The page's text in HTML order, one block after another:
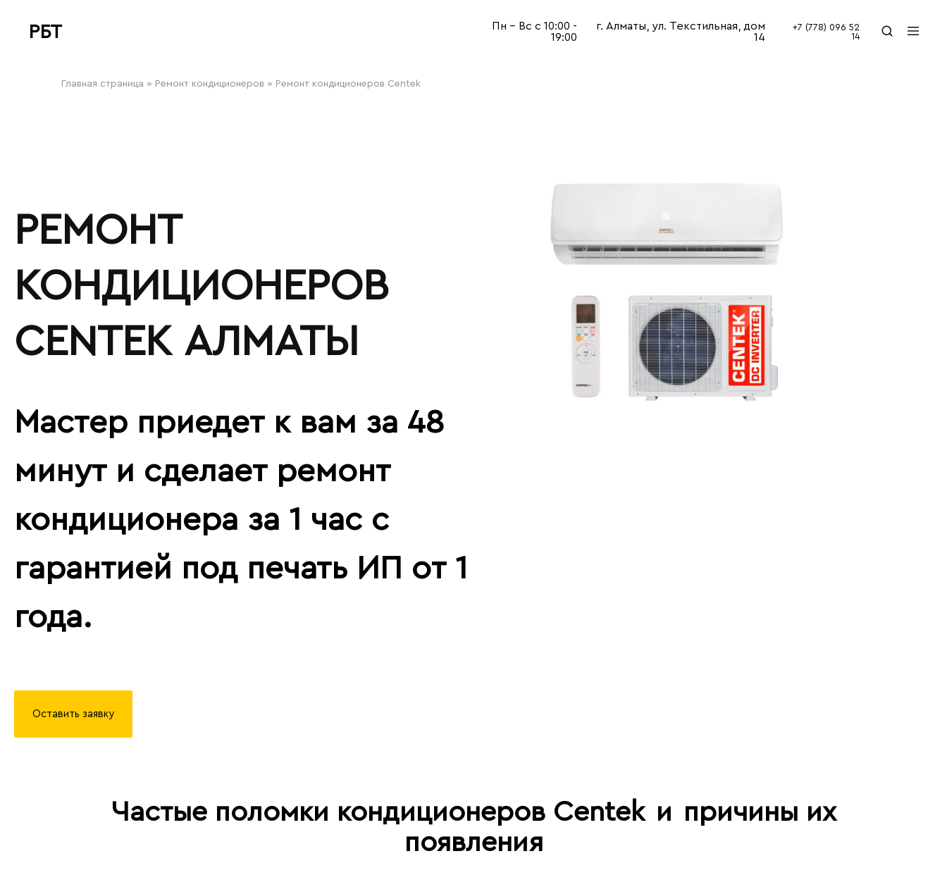
РБТ
bitovayatehnika
Пн - Вс с 10:00 -
19:00
г. Алматы, ул. Текстильная, дом
14
+7 (778) 096 52
14
Главная страница » Ремонт кондиционеров » Ремонт кондиционеров Centek
РЕМОНТ
КОНДИЦИОНЕРОВ
CENTEK АЛМАТЫ
Мастер приедет к вам за 48
минут и сделает ремонт
кондиционера за 1 час с
гарантией под печать ИП от 1
года.
Оставить заявку
Частые поломки кондиционеров Centek и причины их
появления